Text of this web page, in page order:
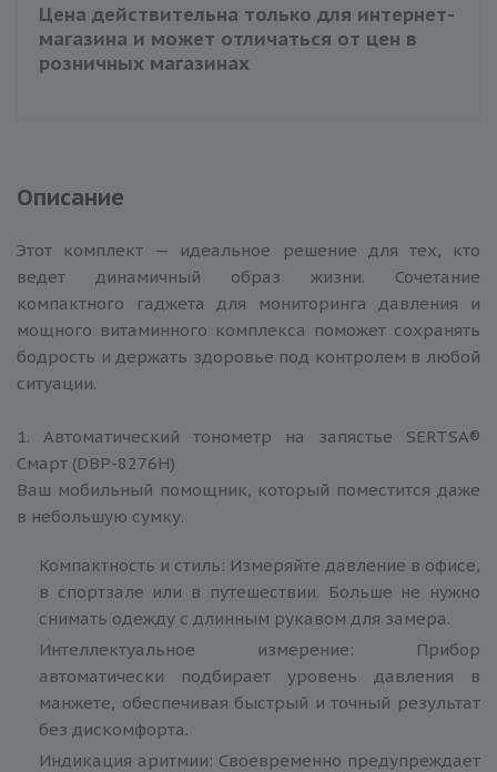
Цена действительна только для интернет-
магазина и может отличаться от цен в
розничных магазинах
Описание
Этот комплект — идеальное решение для тех, кто
ведет динамичный образ жизни. Сочетание
компактного гаджета для мониторинга давления и
мощного витаминного комплекса поможет сохранять
бодрость и держать здоровье под контролем в любой
ситуации.
1. Автоматический тонометр на запястье SERTSA®
Смарт (DBP-8276H)
Ваш мобильный помощник, который поместится даже
в небольшую сумку.
Компактность и стиль: Измеряйте давление в офисе,
в спортзале или в путешествии. Больше не нужно
снимать одежду с длинным рукавом для замера.
Интеллектуальное измерение: Прибор
автоматически подбирает уровень давления в
манжете, обеспечивая быстрый и точный результат
без дискомфорта.
Индикация аритмии: Своевременно предупреждает